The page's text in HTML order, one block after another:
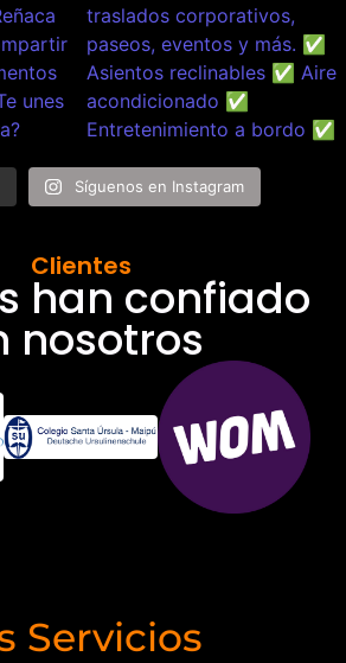
Síguenos en Instagram
Clientes
han confiado
nosotros
Servicios